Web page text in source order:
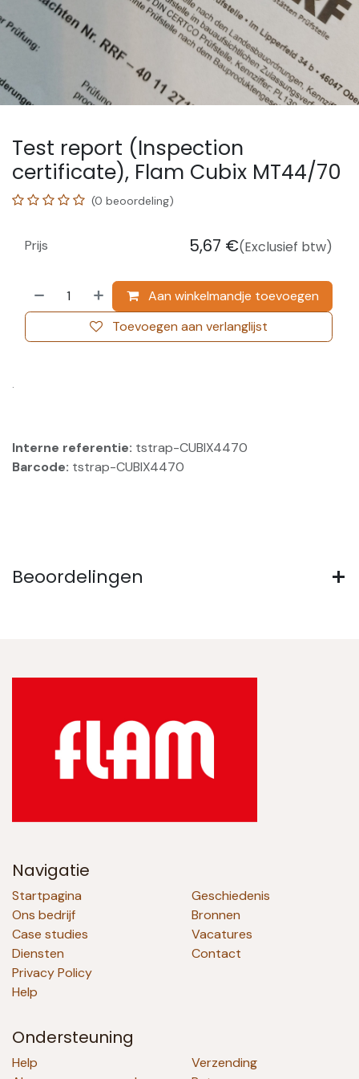
Test report (Inspection
certificate), Flam Cubix MT44/70
(0 beoordeling)
Aan winkelmandje toevoegen
Toevoegen aan verlanglijst
Prijs 5,67 €(Exclusief btw)
.
Interne referentie: tstrap-CUBIX4470
Barcode: tstrap-CUBIX4470
Beoordelingen
Navigatie
Startpagina
Ons bedrijf
Case studies
Diensten
Privacy Policy
Help
Geschiedenis
Bronnen
Vacatures
Contact
Ondersteuning
Help
Verzending